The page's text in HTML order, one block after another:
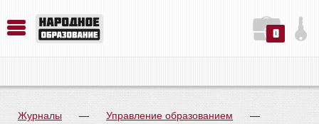
0
Журналы — Управление образованием
—